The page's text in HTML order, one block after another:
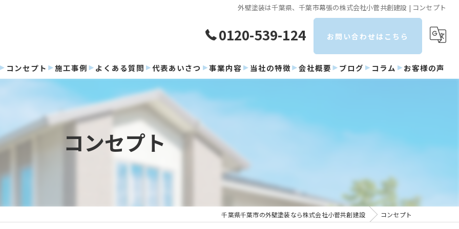
外壁塗装は千葉県、千葉市幕張の株式会社小菅共創建設 | コンセプト
0120-539-124 お問い合わせはこちら
コンセプト 施工事例 よくある質問 代表あいさつ 事業内容 当社の特徴
雨漏り
会社概要 ブログ コラム お客様の声
コンセプト
千葉県千葉市の外壁塗装なら株式会社小菅共創建設 コンセプト